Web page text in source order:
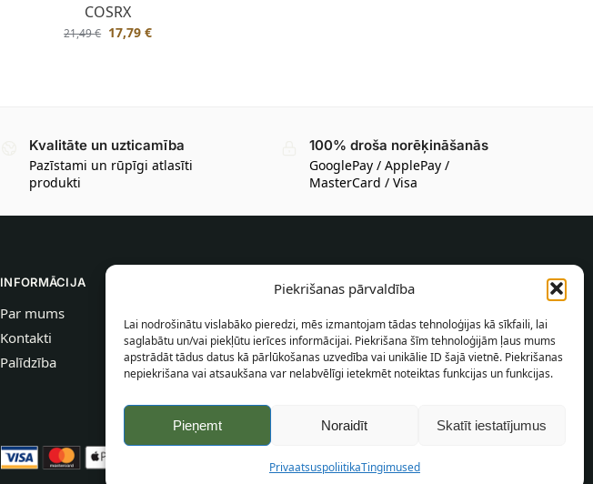
Piekrišanas pārvaldība
Lai nodrošinātu vislabāko pieredzi, mēs izmantojam tādas tehnoloģijas kā sīkfaili, lai
saglabātu un/vai piekļūtu ierīces informācijai. Piekrišana šīm tehnoloģijām ļaus mums
apstrādāt tādus datus kā pārlūkošanas uzvedība vai unikālie ID šajā vietnē. Piekrišanas
nepiekrišana vai atsaukšana var nelabvēlīgi ietekmēt noteiktas funkcijas un funkcijas.
Pieņemt Noraidīt Skatīt iestatījumus
PrivaatsuspoliitikaTingimused
COSRX
21,49€ 17,79€
Kvalitāte un uzticamība
Pazīstami un rūpīgi atlasīti
produkti
100% droša norēķināšanās
GooglePay / ApplePay /
MasterCard / Visa
INFORMĀCIJA
Par mums
Kontakti
Palīdzība
INFORMĀCIJA PIRCĒJAM
Noteikumi un nosacījumi
Konfidencialitātes politika
Vietnes karte